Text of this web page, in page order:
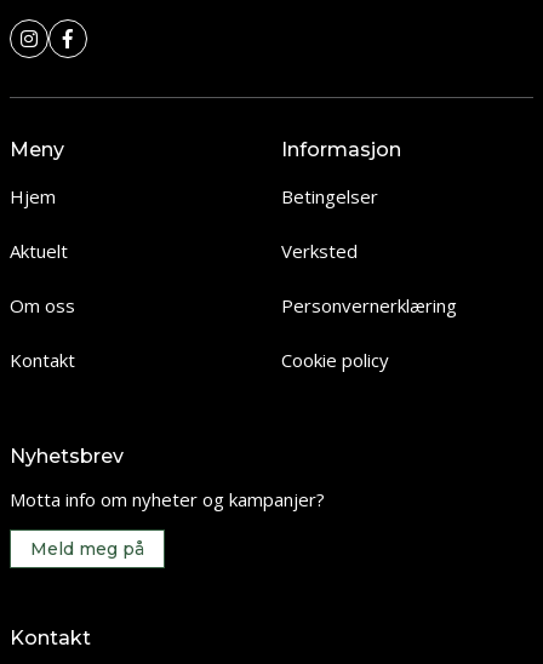
Meny
Hjem
Aktuelt
Om oss
Kontakt
Informasjon
Betingelser
Verksted
Personvernerklæring
Cookie policy
Nyhetsbrev
Motta info om nyheter og kampanjer?
Meld meg på
Kontakt